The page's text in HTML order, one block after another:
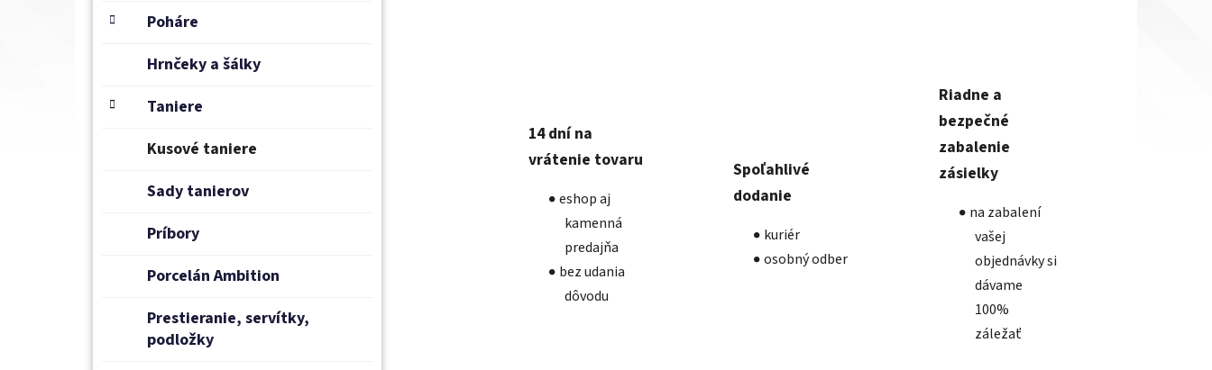
Poháre
Hrnčeky a šálky
Taniere
Kusové taniere
Sady tanierov
Príbory
Porcelán Ambition
Prestieranie, servítky,
podložky
14 dní na
vrátenie tovaru
eshop aj
kamenná
predajňa
bez udania
dôvodu
Spoľahlivé
dodanie
kuriér
osobný odber
Riadne a
bezpečné
zabalenie
zásielky
na zabalení
vašej
objednávky si
dávame
100%
záležať